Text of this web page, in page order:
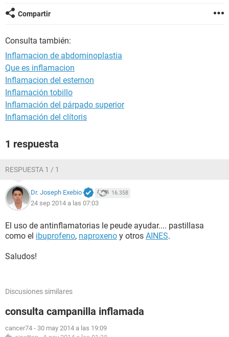
GLOSARIO
Compartir
Consulta también:
Inflamacion de abdominoplastia
Que es inflamacion
Inflamacion del esternon
Inflamación tobillo
Inflamación del párpado superior
Inflamación del clítoris
1 respuesta
RESPUESTA 1 / 1
Dr. Joseph Exebio 16.358
24 sep 2014 a las 07:03
El uso de antinflamatorias le peude ayudar.... pastillasa
como el ibuprofeno, naproxeno y otros AINES.
Saludos!
Discusiones similares
consulta campanilla inflamada
cancer74 - 30 may 2014 a las 19:09